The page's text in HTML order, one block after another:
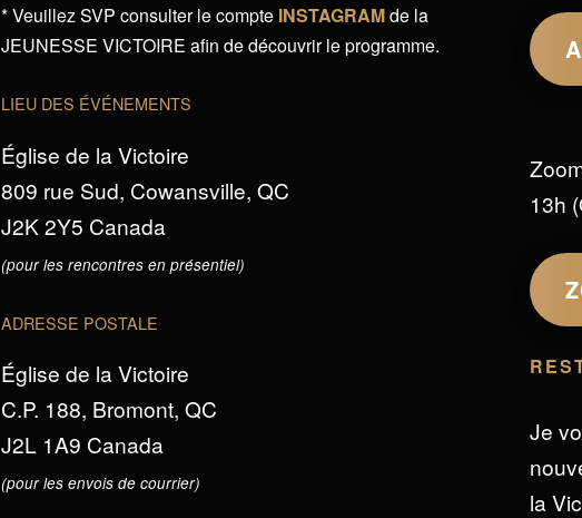
* Veuillez SVP consulter le compte INSTAGRAMde la
JEUNESSE VICTOIRE afin de découvrir le programme.
LIEU DES ÉVÉNEMENTS
Église de la Victoire
809 rue Sud, Cowansville, QC
J2K 2Y5 Canada
(pour les rencontres en présentiel)
ADRESSE POSTALE
Église de la Victoire
C.P. 188, Bromont, QC
J2L 1A9 Canada
(pour les envois de courrier)
13h
Je
la